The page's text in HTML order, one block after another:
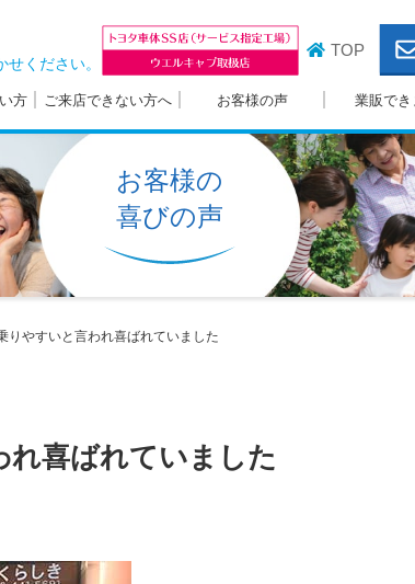
ください。
TOP
方 ご来店できない方へ お客様の声 業販でき
お客様の
喜びの声
りやすいと言われ喜ばれていました
れ喜ばれていました